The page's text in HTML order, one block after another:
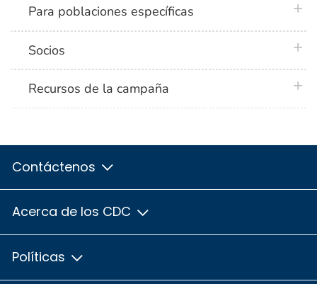
Para poblaciones específicas
Socios
Recursos de la campaña
Contáctenos
Acerca de los CDC
Políticas